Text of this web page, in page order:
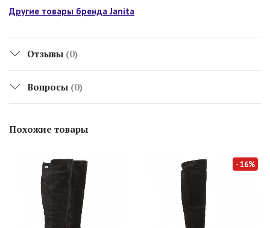
Другие товары бренда Janita
Отзывы (0)
Вопросы (0)
Похожие товары
- 16%